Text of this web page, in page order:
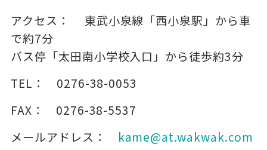
アクセス：
東武小泉線「西小泉駅」から車
で約7分
バス停「太田南小学校入口」から徒歩約3分
TEL：
0276-38-0053
FAX：
0276-38-5537
メールアドレス：
kame@at.wakwak.com